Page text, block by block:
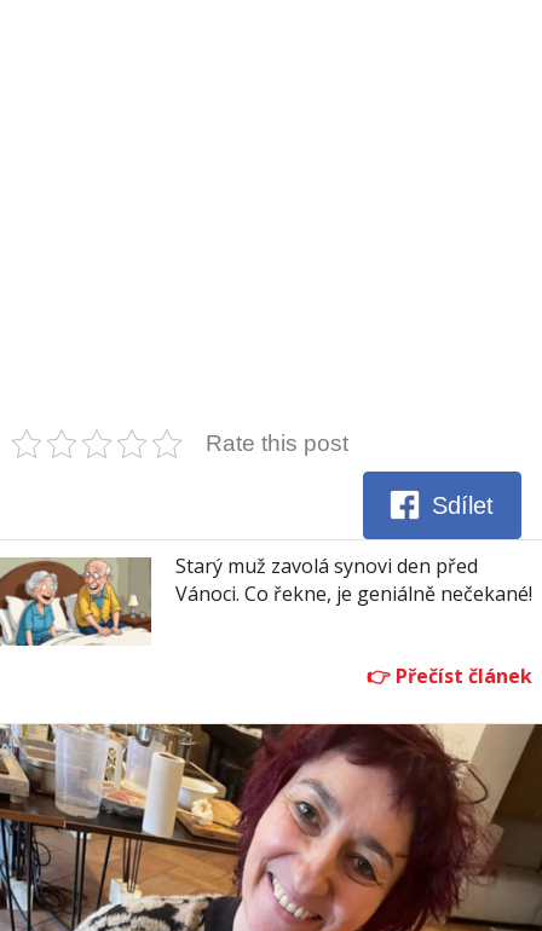
Rate this post
Sdílet
Starý muž zavolá synovi den před
Vánoci. Co řekne, je geniálně nečekané!